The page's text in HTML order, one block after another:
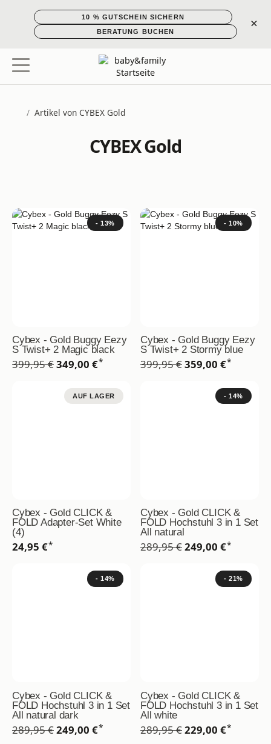
10 % GUTSCHEIN SICHERN
BERATUNG BUCHEN
×
/ Artikel von CYBEX Gold
CYBEX Gold
- 13%
Cybex - Gold Buggy Eezy
S Twist+ 2 Magic black
399,95 €349,00 €*
- 10%
Cybex - Gold Buggy Eezy
S Twist+ 2 Stormy blue
399,95 €359,00 €*
AUF LAGER
Cybex - Gold CLICK &
FOLD Adapter-Set White
(4)
24,95 €*
- 14%
Cybex - Gold CLICK &
FOLD Hochstuhl 3 in 1 Set
All natural
289,95 €249,00 €*
- 14%
Cybex - Gold CLICK &
FOLD Hochstuhl 3 in 1 Set
All natural dark
289,95 €249,00 €*
- 21%
Cybex - Gold CLICK &
FOLD Hochstuhl 3 in 1 Set
All white
289,95 €229,00 €*